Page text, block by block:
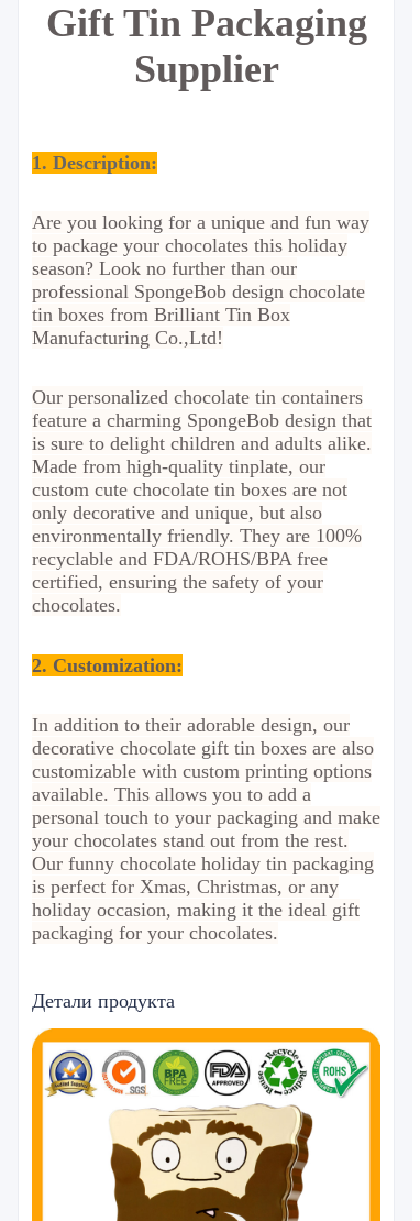
Gift Tin Packaging
Supplier
1. Description:
Are you looking for a unique and fun way
to package your chocolates this holiday
season? Look no further than our
professional SpongeBob design chocolate
tin boxes from Brilliant Tin Box
Manufacturing Co.,Ltd!
Our personalized chocolate tin containers
feature a charming SpongeBob design that
is sure to delight children and adults alike.
Made from high-quality tinplate, our
custom cute chocolate tin boxes are not
only decorative and unique, but also
environmentally friendly. They are 100%
recyclable and FDA/ROHS/BPA free
certified, ensuring the safety of your
chocolates.
2. Customization:
In addition to their adorable design, our
decorative chocolate gift tin boxes are also
customizable with custom printing options
available. This allows you to add a
personal touch to your packaging and make
your chocolates stand out from the rest.
Our funny chocolate holiday tin packaging
is perfect for Xmas, Christmas, or any
holiday occasion, making it the ideal gift
packaging for your chocolates.
Детали продукта